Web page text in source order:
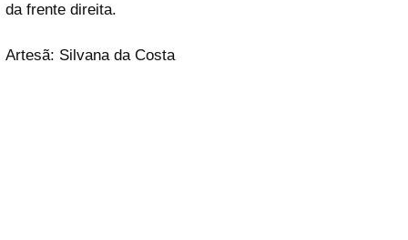
da frente direita.
Artesã: Silvana da Costa